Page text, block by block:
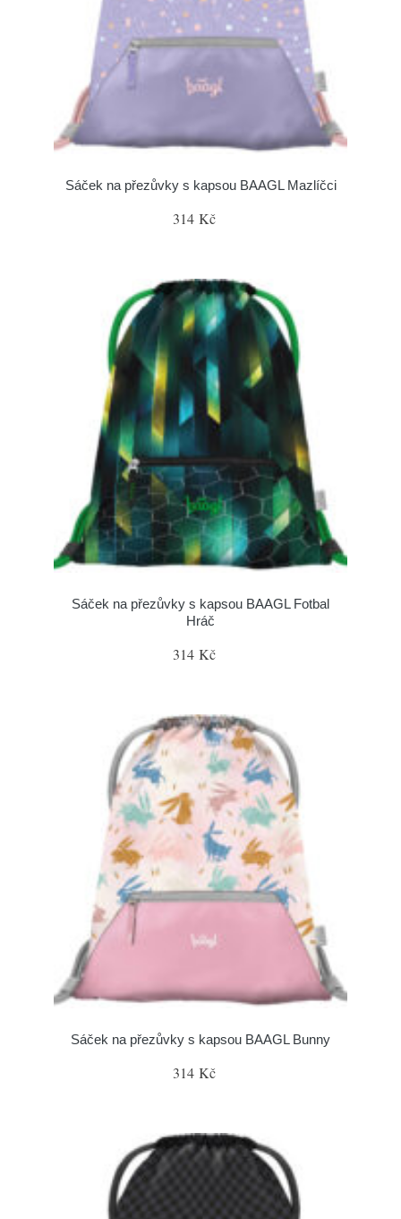
Sáček na přezůvky s kapsou BAAGL Mazlíčci
314 Kč
Sáček na přezůvky s kapsou BAAGL Fotbal
Hráč
314 Kč
Sáček na přezůvky s kapsou BAAGL Bunny
314 Kč